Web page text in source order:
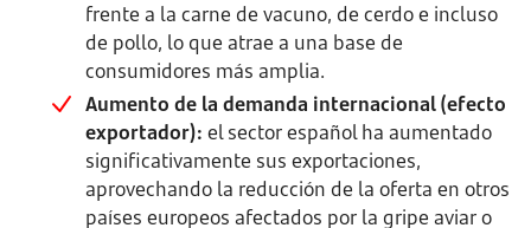
frente a la carne de vacuno, de cerdo e incluso
de pollo, lo que atrae a una base de
consumidores más amplia.
Aumento de la demanda internacional (efecto
exportador): el sector español ha aumentado
significativamente sus exportaciones,
aprovechando la reducción de la oferta en otros
países europeos afectados por la gripe aviar o